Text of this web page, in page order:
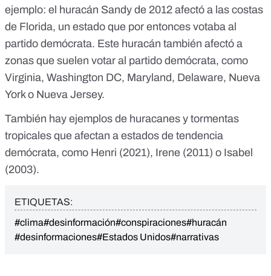
ejemplo: el huracán Sandy de 2012 afectó a las costas
de Florida, un estado que por entonces votaba al
partido demócrata. Este huracán también afectó a
zonas que suelen votar al partido demócrata, como
Virginia, Washington DC, Maryland, Delaware, Nueva
York o Nueva Jersey.
También hay ejemplos de huracanes y tormentas
tropicales que afectan a estados de tendencia
demócrata, como Henri (2021), Irene (2011) o Isabel
(2003).
ETIQUETAS:
#clima#desinformación#conspiraciones#huracán
#desinformaciones#Estados Unidos#narrativas